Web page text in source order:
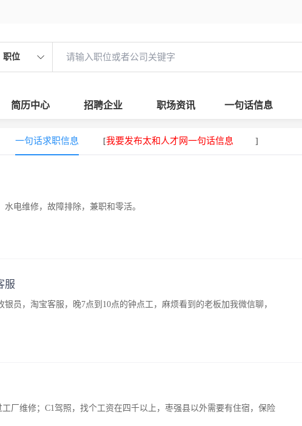
职位
简历中心 招聘企业 职场资讯 一句话信息
一句话求职信息 [我要发布太和人才网一句话信息 ]
电维修，故障排除，兼职和零活。
服
员，淘宝客服，晚7点到10点的钟点工，麻烦看到的老板加我微信聊，
厂维修；C1驾照，找个工资在四千以上，枣强县以外需要有住宿，保险